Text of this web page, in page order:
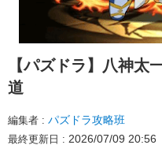
【パズドラ】
八神太
道
編集者 パズドラ攻略班
最終更新日 2026/07/09 20:56